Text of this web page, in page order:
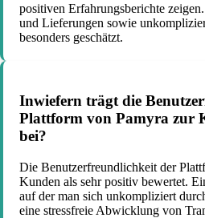
positiven Erfahrungsberichte
und Lieferungen sowie
besonders geschätzt.
Inwiefern trägt die
Plattform von Pamyra zur
bei?
Die Benutzerfreundlichkeit der
Kunden als sehr positiv bewertet.
auf der man sich unkompliziert
eine stressfreie Abwicklung von